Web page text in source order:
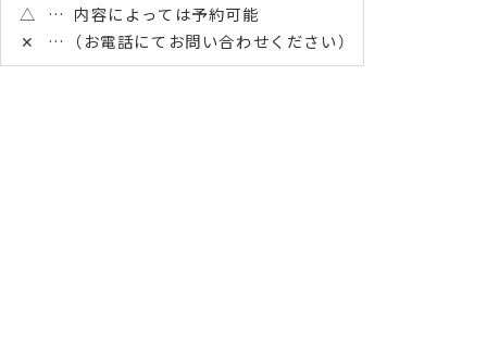
△
内容によっては予約可能
✕
（お電話にてお問い合わせください）